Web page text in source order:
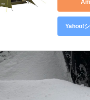
Yahoo!